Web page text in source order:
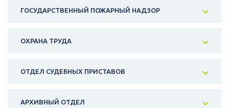
ГОСУДАРСТВЕННЫЙ ПОЖАРНЫЙ НАДЗОР
ОХРАНА ТРУДА
ОТДЕЛ СУДЕБНЫХ ПРИСТАВОВ
АРХИВНЫЙ ОТДЕЛ